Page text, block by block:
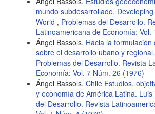
mundo subdesarrollado.
World , Problemas del Desarrollo.
Latinoamericana de Economía: Vol.
Ángel Bassols, Hacia la
sobre el desarrollo ubano y
Problemas del Desarrollo. Revista
Economía: Vol. 7 Núm. 26 (1976)
Ángel Bassols, Chile Estudios,
y economía de América Latina. Luis
del Desarrollo. Revista